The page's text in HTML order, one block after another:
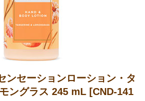
ンセーションローション・タ
ングラス 245 mL [CND-141